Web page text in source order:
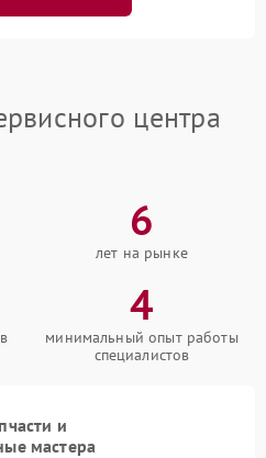
центра
6
лет на рынке
4
минимальный опыт работы
специалистов
и
мастера